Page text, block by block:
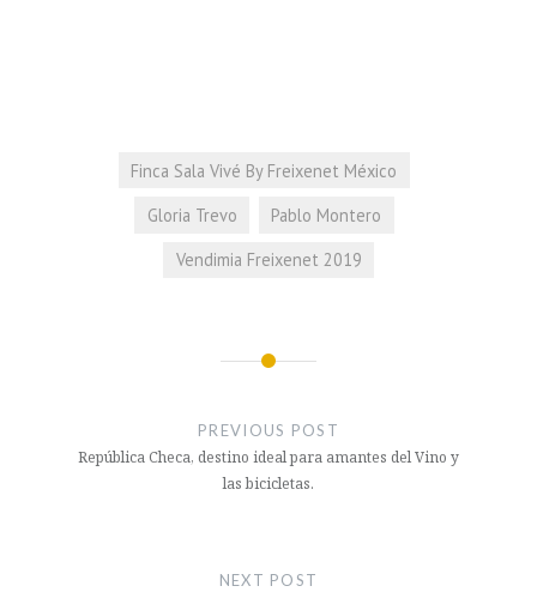
Finca Sala Vivé By Freixenet México
Gloria Trevo
Pablo Montero
Vendimia Freixenet 2019
entradas
PREVIOUS POST
República Checa, destino ideal para amantes del Vino y
las bicicletas.
NEXT POST